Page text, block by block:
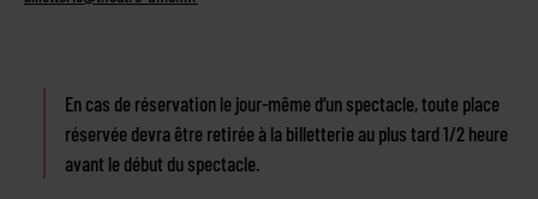
En cas de réservation le jour-même d’un spectacle, toute place
réservée devra être retirée à la billetterie au plus tard 1/2 heure
avant le début du spectacle.